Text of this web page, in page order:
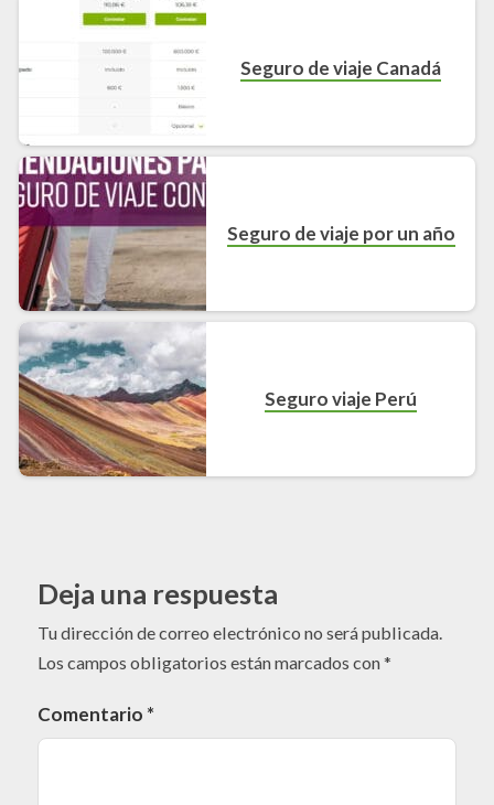
Seguro de viaje Canadá
Seguro de viaje por un año
Seguro viaje Perú
Deja una respuesta
Tu dirección de correo electrónico no será publicada.
Los campos obligatorios están marcados con*
Comentario *